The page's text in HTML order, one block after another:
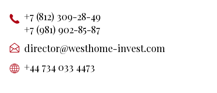
+7 (812) 309-28-49
+7 (981) 902-85-87
director@westhome-invest.com
+44 734 033 4473